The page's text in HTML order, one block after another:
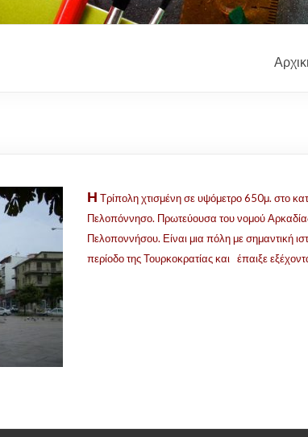
Η Τρίπολη χτισμένη σε υψόμετρο 650μ. στο
Πελοπόννησο. Πρωτεύουσα του νομού Αρκαδίας
Πελοποννήσου. Είναι μια πόλη με σημαντική
περίοδο της Τουρκοκρατίας και έπαιξε